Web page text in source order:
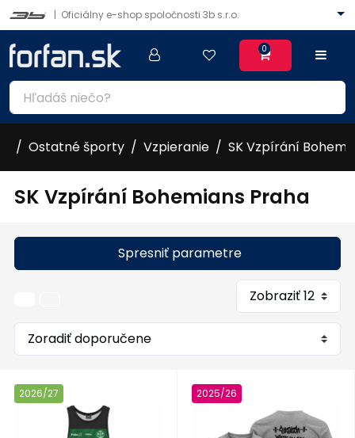
| Oficiálny e-shop spoločnosti 3b s.r.o.
0
Ostatné športy Vzpieranie SK Vzpírání
SK Vzpírání Bohemians Praha
Spresniť parametre
2026/27 2025/26